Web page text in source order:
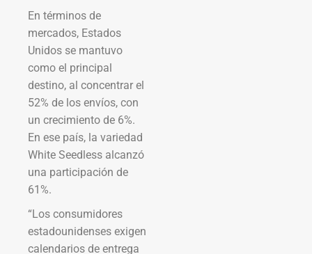
En términos de
mercados, Estados
Unidos se mantuvo
como el principal
destino, al concentrar el
52% de los envíos, con
un crecimiento de 6%.
En ese país, la variedad
White Seedless alcanzó
una participación de
61%.
“Los consumidores
estadounidenses exigen
calendarios de entrega